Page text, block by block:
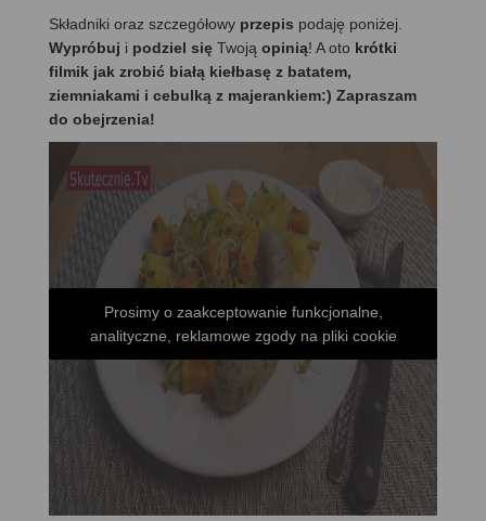
Składniki oraz szczegółowy przepis podaję poniżej.
Wypróbuj i podziel się Twoją opinią! A oto krótki
filmik jak zrobić białą kiełbasę z batatem,
ziemniakami i cebulką z majerankiem:) Zapraszam
do obejrzenia!
Prosimy o zaakceptowanie funkcjonalne,
analityczne, reklamowe zgody na pliki cookie